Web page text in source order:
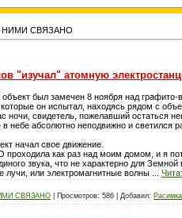
СВЯЗАНО
"изучал" атомную
был замечен 8 ноября над
он испытал, находясь рядом с
ночи, свидетель, пожелавший остаться
в небе абсолютно неподвижно и
начал свое движение.
проходила как раз над моим домом, и я
звука, что не характерно для
лучи, или электромагнитные волны
СВЯЗАНО Просмотров: 586 Добавил: